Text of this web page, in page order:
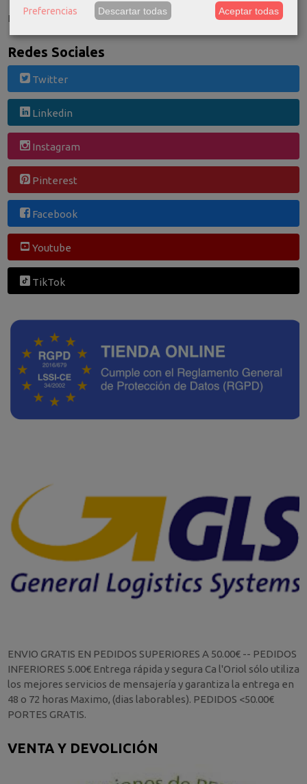
El carrito de la compra está vacío
Redes Sociales
Twitter
Linkedin
Instagram
Pinterest
Facebook
Youtube
TikTok
ENVIO GRATIS EN PEDIDOS SUPERIORES A 50.00€ -- PEDIDOS
INFERIORES 5.00€ Entrega rápida y segura Ca l'Oriol sólo utiliza
los mejores servicios de mensajería y garantiza la entrega en
48 o 72 horas Maximo, (dias laborables). PEDIDOS <50.00€
PORTES GRATIS.
VENTA Y DEVOLICIÓN
Preferencias Descartar todas Aceptar todas